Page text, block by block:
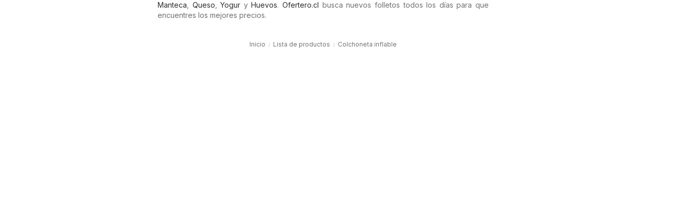
Manteca
Queso ,Yogur yHuevos.Ofertero.cl busca nuevos folletos todos los días para que
encuentres los mejores precios.
Inicio Lista de productos Colchoneta inflable